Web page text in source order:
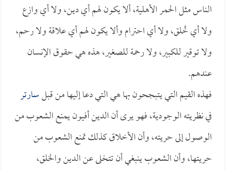
الناس مثل الحمر الأهلية، ألا يكون لهم أي دين، ولا أي وازع
ولا أي خُلق، ولا أي احترام وألا يكون لهم أي علاقة ولا رحم،
ولا توقير للكبير، ولا رحمة للصغير، هذه هي حقوق الإنسان
عندهم.
فهذه القيم التي يتبجحون بها هي التي دعا إليها من قبلسارتر
في نظريته الوجودية، فهو يرى أن الدين أفيون يمنع الشعوب من
الوصول إلى حريته، وأن الأخلاق كذلك تمنع الشعوب من
حريتها، وأن الشعوب ينبغي أن تتخلى عن الدين والخلق،